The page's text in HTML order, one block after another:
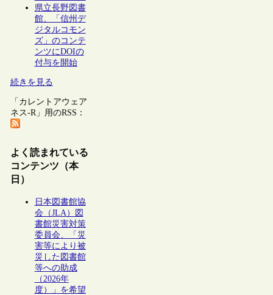
県立長野図書
館、「信州デ
ジタルコモン
ズ」のコンテ
ンツにDOIの
付与を開始
続きを見る
「カレントアウェア
ネス-R」用のRSS：
よく読まれている
コンテンツ（本
日）
日本図書館協
会（JLA）図
書館災害対策
委員会、「災
害等により被
災した図書館
等への助成
（2026年
度）」を希望